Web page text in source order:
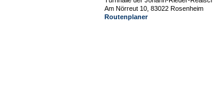
Am Nörreut 10, 83022 Rosenheim
Routenplaner